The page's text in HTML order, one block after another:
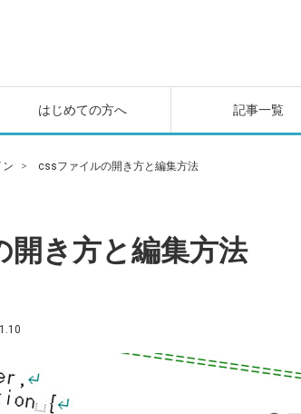
はじめての方へ 記事一覧
cssファイルの開き方と編集方法
開き方と編集方法